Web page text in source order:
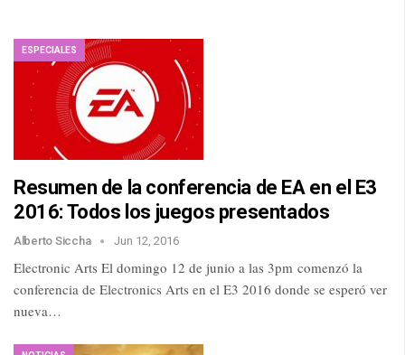
ESPECIALES
Resumen de la conferencia de EA en el E3
2016: Todos los juegos presentados
Alberto Siccha Jun 12, 2016
Electronic Arts El domingo 12 de junio a las 3pm comenzó la
conferencia de Electronics Arts en el E3 2016 donde se esperó ver
nueva…